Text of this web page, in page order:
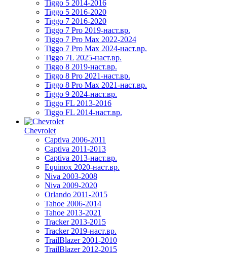
Tiggo 5 2014-2016
Tiggo 5 2016-2020
Tiggo 7 2016-2020
Tiggo 7 Pro 2019-наст.вр.
Tiggo 7 Pro Max 2022-2024
Tiggo 7 Pro Max 2024-наст.вр.
Tiggo 7L 2025-наст.вр.
Tiggo 8 2019-наст.вр.
Tiggo 8 Pro 2021-наст.вр.
Tiggo 8 Pro Max 2021-наст.вр.
Tiggo 9 2024-наст.вр.
Tiggo FL 2013-2016
Tiggo FL 2014-наст.вр.
Chevrolet
Captiva 2006-2011
Captiva 2011-2013
Captiva 2013-наст.вр.
Equinox 2020-наст.вр.
Niva 2003-2008
Niva 2009-2020
Orlando 2011-2015
Tahoe 2006-2014
Tahoe 2013-2021
Tracker 2013-2015
Tracker 2019-наст.вр.
TrailBlazer 2001-2010
TrailBlazer 2012-2015